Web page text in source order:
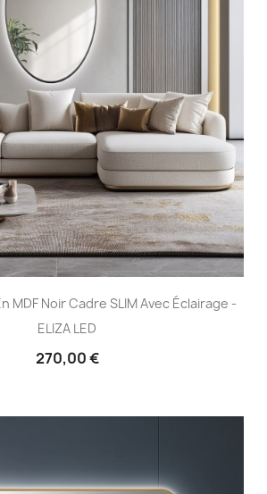
MDF Noir Cadre SLIM Avec Éclairage -
ELIZA LED
270,00 €